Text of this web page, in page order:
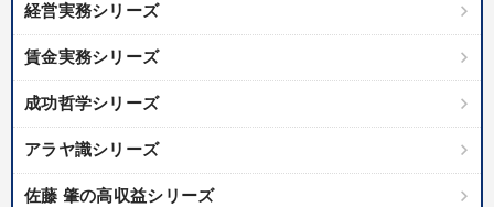
経営実務シリーズ
賃金実務シリーズ
成功哲学シリーズ
アラヤ識シリーズ
佐藤 肇の高収益シリーズ